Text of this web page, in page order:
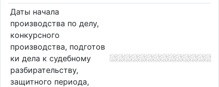
Даты начала
производства по делу,
конкурсного
производства, подготов
ки дела к судебному
разбирательству,
защитного периода,